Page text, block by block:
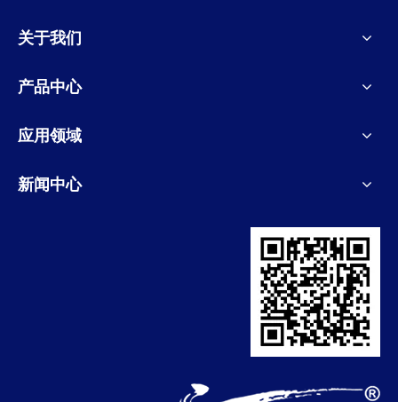
关于我们
产品中心
应用领域
新闻中心